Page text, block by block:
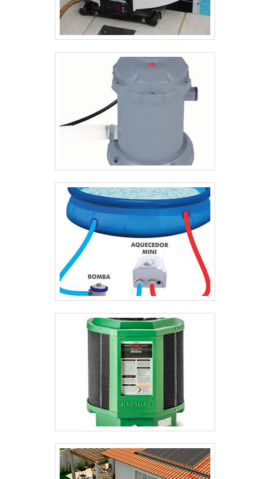
entre outras.Para cada aplicação do radiador de
tubo aletado existe um modelo ideal. Por isso, é
especialista em sistemas de troca de calor, uma vez
que serão destinados os equipamentos ideais para
cada setor. Outro ponto necessário é que sejam
feitas manutenções periódicas e preventivas. Dessa
forma, danos serão evitados e a produtividade
continuará alta.ONDE ADQUIRIR RADIADOR DE
TUBO ALETADO DE QUALIDADE Com atendimento
em todo o mercado brasileiro, o JPX Equipamentos
Industriais desenvolve com exclusividade o radiador
tubo aletado para a planta ou projeto industrial.
Tudo isso, é feito com a equipe treinada e
capacitada nas áreas de engenharia para que o
produto adeque-se às necessidades fabris..